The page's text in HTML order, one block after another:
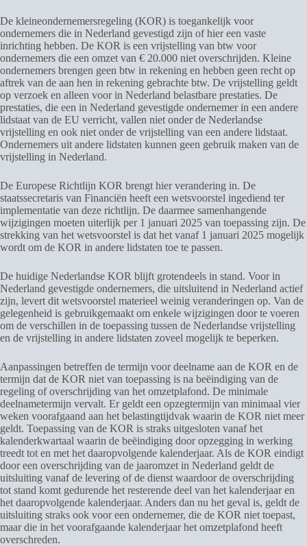
De kleineondernemersregeling (KOR) is toegankelijk voor
ondernemers die in Nederland gevestigd zijn of hier een vaste
inrichting hebben. De KOR is een vrijstelling van btw voor
ondernemers die een omzet van € 20.000 niet overschrijden. Kleine
ondernemers brengen geen btw in rekening en hebben geen recht op
aftrek van de aan hen in rekening gebrachte btw. De vrijstelling geldt
op verzoek en alleen voor in Nederland belastbare prestaties. De
prestaties, die een in Nederland gevestigde ondernemer in een andere
lidstaat van de EU verricht, vallen niet onder de Nederlandse
vrijstelling en ook niet onder de vrijstelling van een andere lidstaat.
Ondernemers uit andere lidstaten kunnen geen gebruik maken van de
vrijstelling in Nederland.
De Europese Richtlijn KOR brengt hier verandering in. De
staatssecretaris van Financiën heeft een wetsvoorstel ingediend ter
implementatie van deze richtlijn. De daarmee samenhangende
wijzigingen moeten uiterlijk per 1 januari 2025 van toepassing zijn. De
strekking van het wetsvoorstel is dat het vanaf 1 januari 2025 mogelijk
wordt om de KOR in andere lidstaten toe te passen.
De huidige Nederlandse KOR blijft grotendeels in stand. Voor in
Nederland gevestigde ondernemers, die uitsluitend in Nederland actief
zijn, levert dit wetsvoorstel materieel weinig veranderingen op. Van de
gelegenheid is gebruikgemaakt om enkele wijzigingen door te voeren
om de verschillen in de toepassing tussen de Nederlandse vrijstelling
en de vrijstelling in andere lidstaten zoveel mogelijk te beperken.
Aanpassingen betreffen de termijn voor deelname aan de KOR en de
termijn dat de KOR niet van toepassing is na beëindiging van de
regeling of overschrijding van het omzetplafond. De minimale
deelnametermijn vervalt. Er geldt een opzegtermijn van minimaal vier
weken voorafgaand aan het belastingtijdvak waarin de KOR niet meer
geldt. Toepassing van de KOR is straks uitgesloten vanaf het
kalenderkwartaal waarin de beëindiging door opzegging in werking
treedt tot en met het daaropvolgende kalenderjaar. Als de KOR eindigt
door een overschrijding van de jaaromzet in Nederland geldt de
uitsluiting vanaf de levering of de dienst waardoor de overschrijding
tot stand komt gedurende het resterende deel van het kalenderjaar en
het daaropvolgende kalenderjaar. Anders dan nu het geval is, geldt de
uitsluiting straks ook voor een ondernemer, die de KOR niet toepast,
maar die in het voorafgaande kalenderjaar het omzetplafond heeft
overschreden.